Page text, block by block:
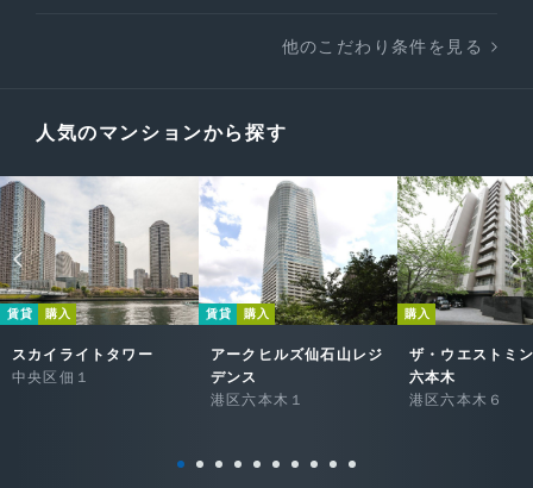
他のこだわり条件を見る
人気のマンションから探す
賃貸 購入
スカイライトタワー
中央区佃１
賃貸 購入
アークヒルズ仙石山レジ
デンス
港区六本木１
購入
ザ・ウエストミ
六本木
港区六本木６